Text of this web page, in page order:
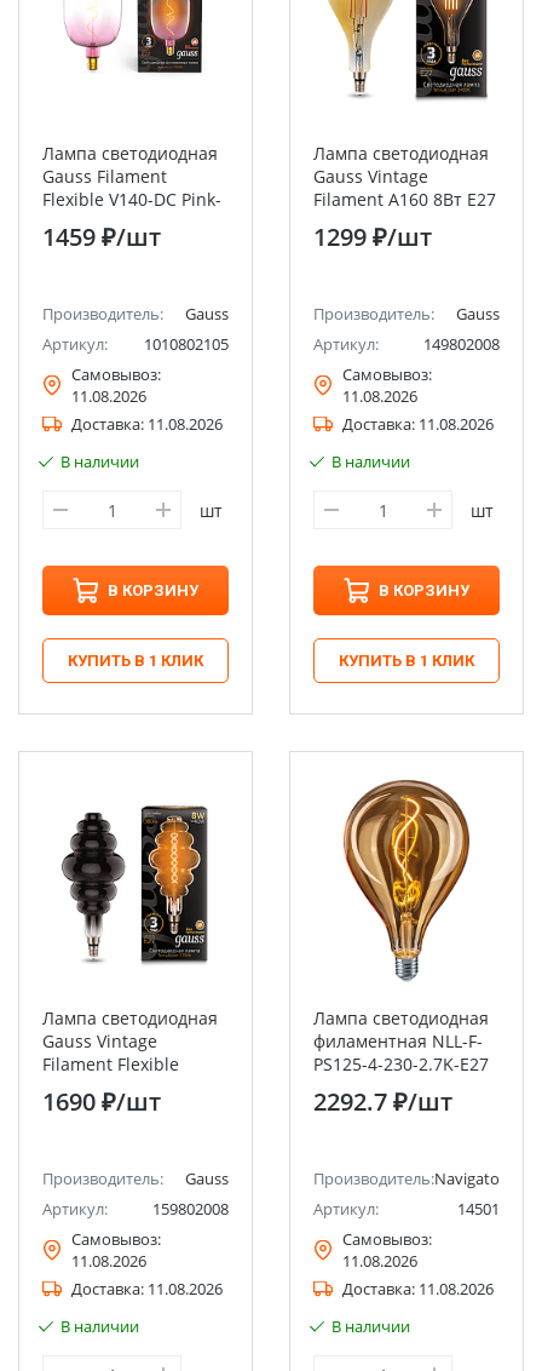
Лампа светодиодная
Gauss Filament
Flexible V140-DC Pink-
Clear E27 5Вт 200lm
1800K
1459 ₽/шт
Производитель:
Gauss
Артикул:
1010802105
Самовывоз:
11.08.2026
Доставка: 11.08.2026
В наличии
шт
В КОРЗИНУ
КУПИТЬ В 1 КЛИК
Лампа светодиодная
Gauss Vintage
Filament A160 8Вт E27
Golden 780lm 2400K
1299 ₽/шт
Производитель:
Gauss
Артикул:
149802008
Самовывоз:
11.08.2026
Доставка: 11.08.2026
В наличии
шт
В КОРЗИНУ
КУПИТЬ В 1 КЛИК
Лампа светодиодная
Gauss Vintage
Filament Flexible
BD200 8Вт E27 Gray
2700K
1690 ₽/шт
Производитель:
Gauss
Артикул:
159802008
Самовывоз:
11.08.2026
Доставка: 11.08.2026
В наличии
Лампа светодиодная
филаментная NLL-F-
PS125-4-230-2.7K-E27
2292.7 ₽/шт
Производитель:Navigator
Артикул:
14501
Самовывоз:
11.08.2026
Доставка: 11.08.2026
В наличии